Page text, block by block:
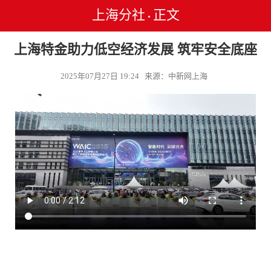
上海分社 • 正文
上海特金助力低空经济发展 筑牢安全底座
2025年07月27日 19:24 来源：中新网上海